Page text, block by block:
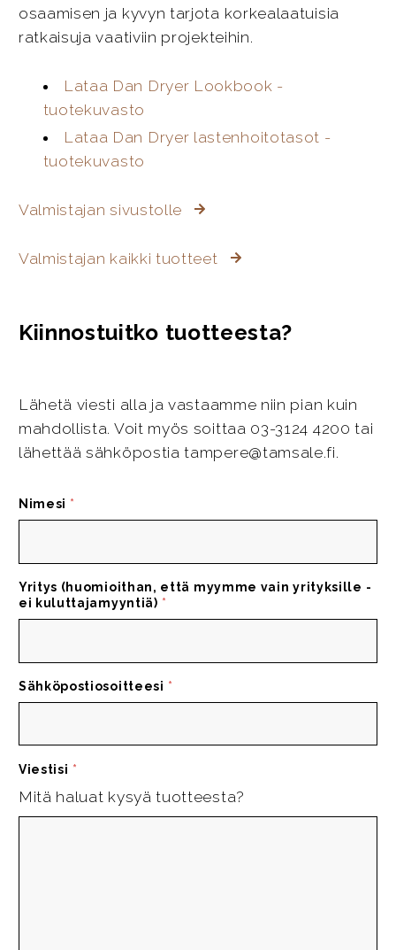
osaamisen ja kyvyn tarjota korkealaatuisia
ratkaisuja vaativiin projekteihin.
Lataa Dan Dryer Lookbook -
tuotekuvasto
Lataa Dan Dryer lastenhoitotasot -
tuotekuvasto
Valmistajan sivustolle
Valmistajan kaikki tuotteet
Kiinnostuitko tuotteesta?
Lähetä viesti alla ja vastaamme niin pian kuin
mahdollista. Voit myös soittaa 03-3124 4200 tai
lähettää sähköpostia tampere@tamsale.fi.
Nimesi *
Yritys (huomioithan, että myymme vain yrityksille -
ei kuluttajamyyntiä) *
Sähköpostiosoitteesi *
Viestisi *
Mitä haluat kysyä tuotteesta?